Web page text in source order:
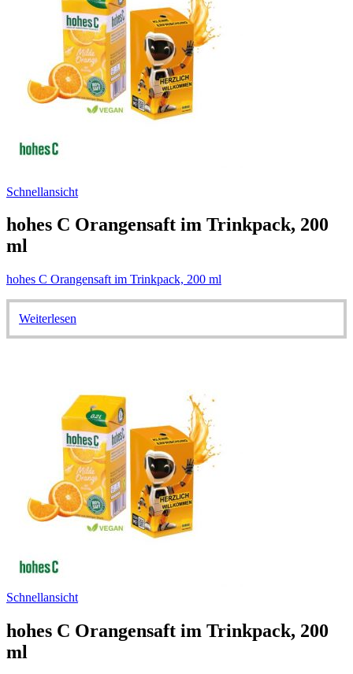
Schnellansicht
hohes C Orangensaft im Trinkpack, 200
ml
hohes C Orangensaft im Trinkpack, 200 ml
Weiterlesen
Schnellansicht
hohes C Orangensaft im Trinkpack, 200
ml